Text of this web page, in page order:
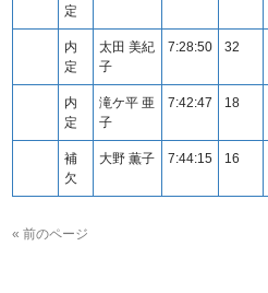
定
内
定
太田 美紀
子
7:28:50 32
内
定
滝ケ平 亜
子
7:42:47 18
補
欠
大野 薫子 7:44:15 16
« 前のページ